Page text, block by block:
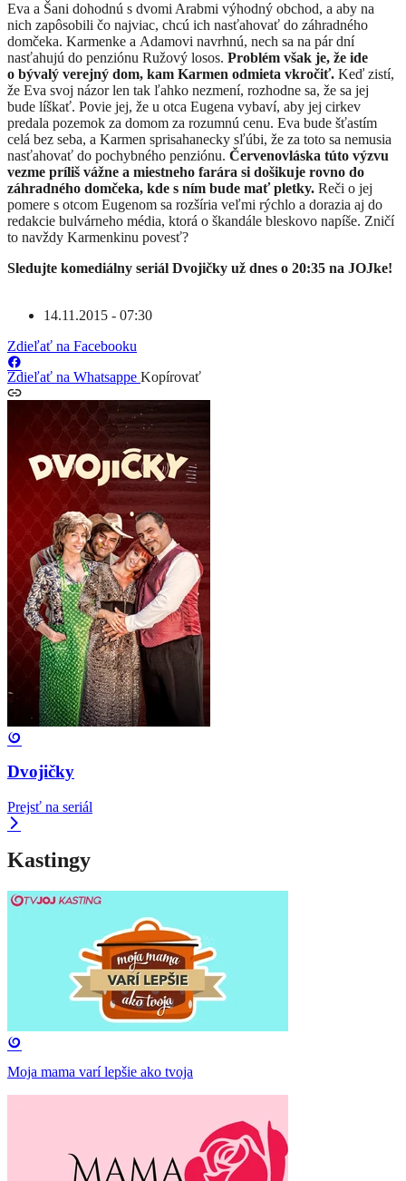
Eva a Šani dohodnú s dvomi Arabmi výhodný obchod, a aby na
nich zapôsobili čo najviac, chcú ich nasťahovať do záhradného
domčeka. Karmenke a Adamovi navrhnú, nech sa na pár dní
nasťahujú do penziónu Ružový losos. Problém však je, že ide
o bývalý verejný dom, kam Karmen odmieta vkročiť. Keď zistí,
že Eva svoj názor len tak ľahko nezmení, rozhodne sa, že sa jej
bude líškať. Povie jej, že u otca Eugena vybaví, aby jej cirkev
predala pozemok za domom za rozumnú cenu. Eva bude šťastím
celá bez seba, a Karmen sprisahanecky sľúbi, že za toto sa nemusia
nasťahovať do pochybného penziónu. Červenovláska túto výzvu
vezme príliš vážne a miestneho farára si došikuje rovno do
záhradného domčeka, kde s ním bude mať pletky. Reči o jej
pomere s otcom Eugenom sa rozšíria veľmi rýchlo a dorazia aj do
redakcie bulvárneho média, ktorá o škandále bleskovo napíše. Zničí
to navždy Karmenkinu povesť?
Sledujte komediálny seriál Dvojičky už dnes o 20:35 na JOJke!
14.11.2015 - 07:30
Zdieľať na Facebooku
Zdieľať na Whatsappe Kopírovať
Dvojičky
Prejsť na seriál
Kastingy
Moja mama varí lepšie ako tvoja